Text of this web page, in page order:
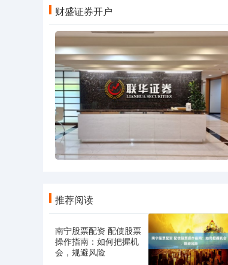
财盛证券开户
推荐阅读
南宁股票配资 配债股票
操作指南：如何把握机
会，规避风险